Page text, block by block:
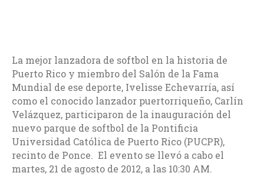
La mejor lanzadora de softbol en la historia de
Puerto Rico y miembro del Salón de la Fama
Mundial de ese deporte, Ivelisse Echevarría, así
como el conocido lanzador puertorriqueño, Carlín
Velázquez, participaron de la inauguración del
nuevo parque de softbol de la Pontificia
Universidad Católica de Puerto Rico (PUCPR),
recinto de Ponce. El evento se llevó a cabo el
martes, 21 de agosto de 2012, a las 10:30 AM.